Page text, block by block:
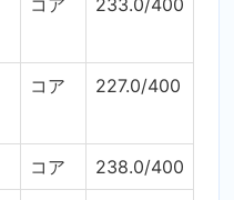
コア 233.0/400
コア 227.0/400
コア 238.0/400